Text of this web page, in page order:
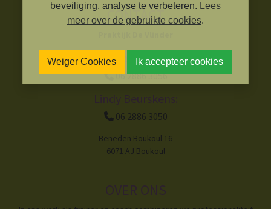
CONTACT
Marleen Heynen:
06 2886 3056
06 2886 3050
Beneden Boukoul 16
6071 AJ Boukoul
beveiliging, analyse te verbeteren. Lees
meer over de gebruikte cookies.
Weiger Cookies Ik accepteer cookies